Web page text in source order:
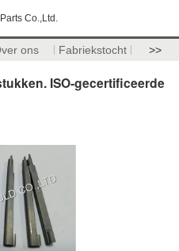
Co.,Ltd.
ons Fabriekstocht >>
ISO-gecertificeerde